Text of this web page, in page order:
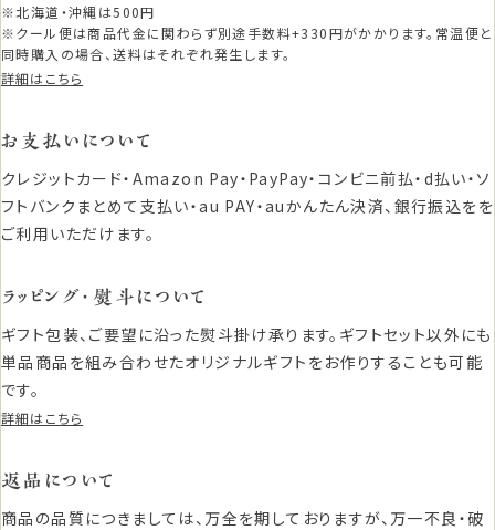
※北海道・沖縄は500円
※クール便は商品代金に関わらず別途手数料+330円がかかります。常温便と
同時購入の場合、送料はそれぞれ発生します。
詳細はこちら
お支払いについて
クレジットカード・Amazon Pay・PayPay・コンビニ前払・d払い・ソ
フトバンクまとめて支払い・au PAY・auかんたん決済、銀行振込をを
ご利用いただけます。
ラッピング・熨斗について
ギフト包装、ご要望に沿った熨斗掛け承ります。ギフトセット以外にも
単品商品を組み合わせたオリジナルギフトをお作りすることも可能
です。
詳細はこちら
返品について
商品の品質につきましては、万全を期しておりますが、万一不良・破